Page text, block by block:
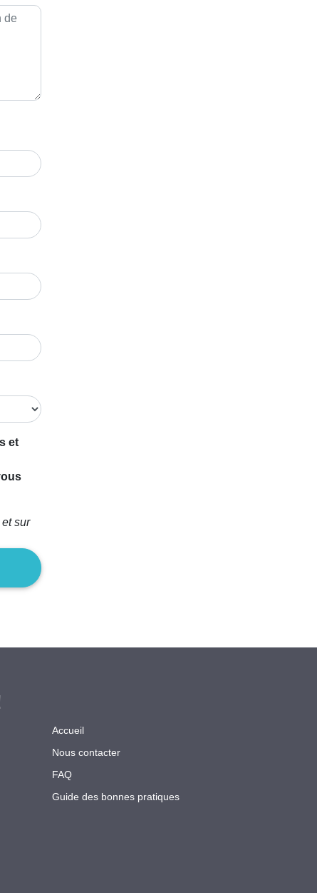
et
sur
Accueil
Nous contacter
FAQ
Guide des bonnes pratiques